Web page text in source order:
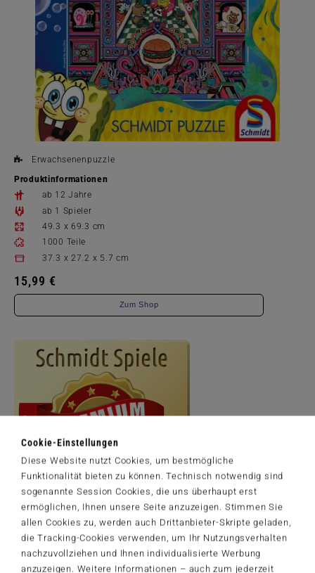
Cookie-Einstellungen
Diese Website nutzt Cookies, um bestmögliche
Funktionalität bieten zu können. Technisch notwendig sind
sogenannte Session Cookies, die uns überhaupt erst
ermöglichen, Ihnen unsere Seite anzuzeigen. Stimmen Sie
allen Cookies zu, werden auch Drittanbieter-Skripte geladen,
die Tracking-Cookies verwenden, um Ihr Nutzungsverhalten
nachzuvollziehen und Ihnen individualisierte Werbung
anzuzeigen. Weitere Informationen – auch zum jederzeit
Erwachsenenpuzzle
Produktinformationen
ab 12 Jahre
ab 1 Spieler
49.3 x 69.3 cm
1000 Teile
37.3 x 27.2 x 5.7 cm
15,99 €
Zum Shop
Artikelnummer: 58587
© 2025 Viacom International Inc. All Rights Reserved. Nickelodeon,
SpongeBob SquarePants and all related titles, logos and characters